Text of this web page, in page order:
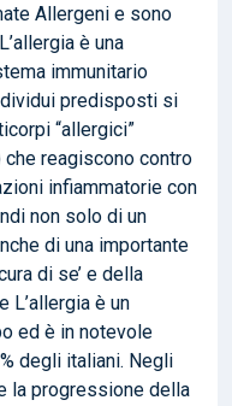
Allergeni e sono
è una
immunitario
predisposti si
“allergici”
che reagiscono contro
infiammatorie con
non solo di un
di una importante
di se’ e della
L’allergia è un
ed è in notevole
degli italiani. Negli
la progressione della